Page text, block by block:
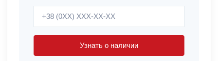
Узнать о наличии